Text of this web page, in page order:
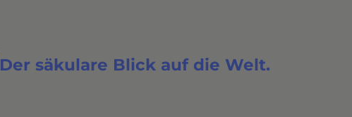
Der säkulare Blick auf die Welt.